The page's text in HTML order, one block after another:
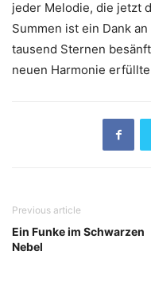
jeder Melodie, die jetzt
Summen ist ein Dank
tausend Sternen
neuen Harmonie
Previous article
Ein Funke im Schwarzen
Nebel